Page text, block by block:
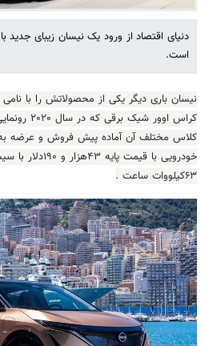
دنیای اقتصاد از ورود یک نیسان زیبای جدید
است.
نیسان باری دیگر یکی از محصولاتش را با
کلاس مختلف آن آماده پیش فروش و عرضه به
خودرویی با قیمت پایه ۴۳‌هزار و ۱۹۰دلار با
۶۳کیلووات ساعت .